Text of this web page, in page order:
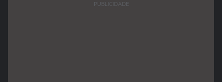
PUBLICIDADE